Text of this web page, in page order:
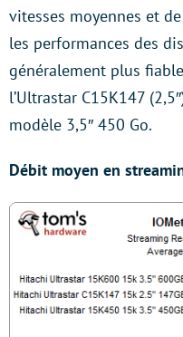
vitesses moyennes et
les performances des
généralement plus
l’Ultrastar C15K147
modèle 3,5″ 450 Go.
Débit moyen en